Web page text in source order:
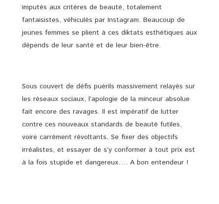
imputés aux critères de beauté, totalement
fantaisistes, véhiculés par Instagram. Beaucoup de
jeunes femmes se plient à ces diktats esthétiques aux
dépends de leur santé et de leur bien-être.
Sous couvert de défis puérils massivement relayés sur
les réseaux sociaux, l’apologie de la minceur absolue
fait encore des ravages. Il est impératif de lutter
contre ces nouveaux standards de beauté futiles,
voire carrément révoltants. Se fixer des objectifs
irréalistes, et essayer de s’y conformer à tout prix est
à la fois stupide et dangereux…. A bon entendeur !